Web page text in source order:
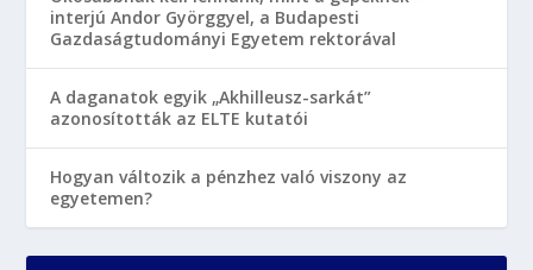
interjú Andor Györggyel, a Budapesti
Gazdaságtudományi Egyetem rektorával
A daganatok egyik „Akhilleusz-sarkát”
azonosították az ELTE kutatói
Hogyan változik a pénzhez való viszony az
egyetemen?